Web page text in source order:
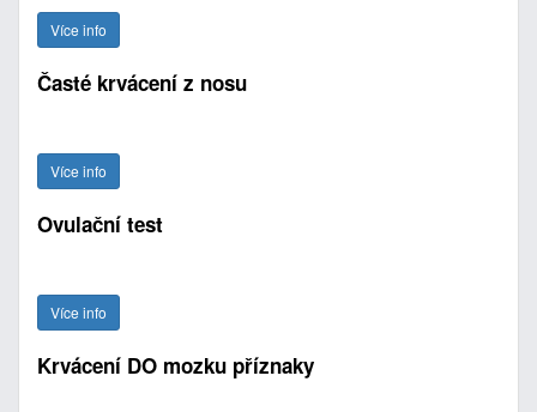
Více info
Časté krvácení z nosu
Více info
Ovulační test
Více info
Krvácení DO mozku příznaky